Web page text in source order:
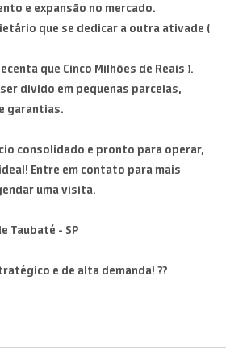
e expansão no mercado.
que se dedicar a outra ativade (
que Cinco Milhões de Reais ).
divido em pequenas parcelas,
garantias.
consolidado e pronto para operar,
Entre em contato para mais
uma visita.
Taubaté - SP
e de alta demanda! ??